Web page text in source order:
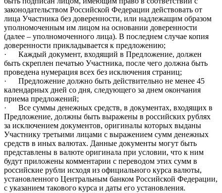
законодательством Российской Федерации действовать от
лица Участника без доверенности, или надлежащим образом
уполномоченным им лицом на основании доверенности
(далее – уполномоченного лица). В последнем случае копия
доверенности прикладывается к предложению;
·
Каждый документ, входящий в Предложение, должен
быть скреплен печатью Участника, после чего должна быть
проведена нумерация всех без исключения страниц;
·
Предложение должно быть действительно не менее 45
календарных дней со дня, следующего за днем окончания
приема предложений;
·
Все суммы денежных средств, в документах, входящих в
Предложение, должны быть выражены в российских рублях
за исключением документов, оригиналы которых выданы
Участнику третьими лицами с выражением сумм денежных
средств в иных валютах. Данные документы могут быть
представлены в валюте оригинала при условии, что к ним
будут приложены комментарии с переводом этих сумм в
российские рубли исходя из официального курса валюты,
установленного Центральным банком Российской Федерации,
с указанием такового курса и даты его установления.